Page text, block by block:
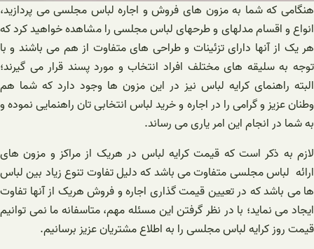
هنگامی که شما به مزون های فروش و اجاره لباس مجلسی می پردازید،
انواع و اقسام مدلهای و طرحهای لباس مجلسی را مشاهده خواهید کرد که
هر یک از آنها دارای تزئینات و طراحی های متفاوت از هم می باشند و با
توجه به سلیقه های مختلف افراد انتخاب و مورد پسند قرار می گیرند؛
البته راهنمای کرایه لباس نیز در این مزون ها وجود دارد که شما هم
وطنان عزیز و گرامی را در اجاره و خرید لباس انتخابی تان راهنمایی نموده و
به شما در انجام این امر یاری می رساند.
لازم به ذکر است که قیمت کرایه لباس در هریک از مراکز و مزون های
ارائه لباس مجلسی متفاوت می باشد که دلیل تفاوت تنوع زیاد بین لباس
ها می باشد که در تعیین قیمت گذاری اجاره و فروش هریک از آنها تفاوت
ایجاد می نماید؛ با در نظر گرفتن این مسئله مهم، متاسفانه ما نمی توانیم
قیمت روز کرایه لباس مجلسی را به اطلاع مشتریان عزیز برسانیم.